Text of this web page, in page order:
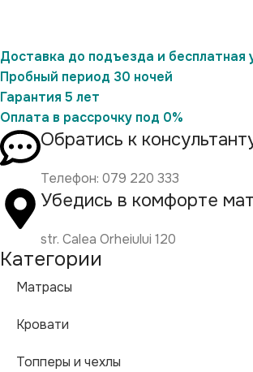
Доставка до подъезда и бесплатная
Пробный период 30 ночей
Гарантия 5 лет
Оплата в рассрочку под 0%
Обратись к
Телефон: 079 220 333
Убедись в комфорте
str. Calea Orheiului 120
Категории
Матрасы
Кровати
Топперы и чехлы